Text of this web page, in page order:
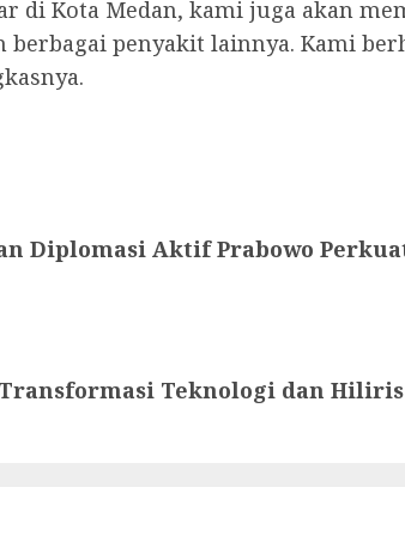
di Kota Medan, kami juga akan
penyakit lainnya. Kami
Diplomasi Aktif Prabowo
Transformasi Teknologi dan